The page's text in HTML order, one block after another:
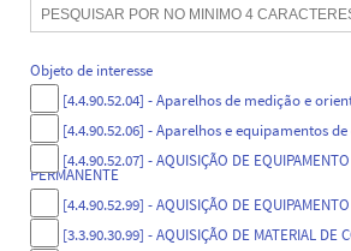
Objeto de interesse
[4.4.90.52.04] - Aparelhos de medição e
[4.4.90.52.06] - Aparelhos e equipamentos
[4.4.90.52.07] - AQUISIÇÃO DE EQUIPAMENTO
PERMANENTE
[4.4.90.52.99] - AQUISIÇÃO DE
[3.3.90.30.99] - AQUISIÇÃO DE MATERIAL DE